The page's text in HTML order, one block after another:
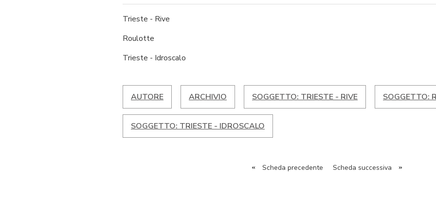
Trieste - Rive
Roulotte
Trieste - Idroscalo
AUTORE ARCHIVIO SOGGETTO: TRIESTE - RIVE SOGGETTO:
SOGGETTO: TRIESTE - IDROSCALO
« Scheda precedente Scheda successiva »